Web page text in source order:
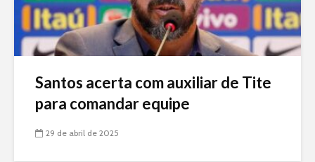
Santos acerta com auxiliar de Tite
para comandar equipe
29 de abril de 2025